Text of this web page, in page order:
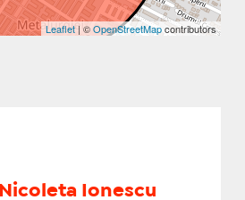
Leaflet | ©OpenStreetMapcontributors
Nicoleta Ionescu